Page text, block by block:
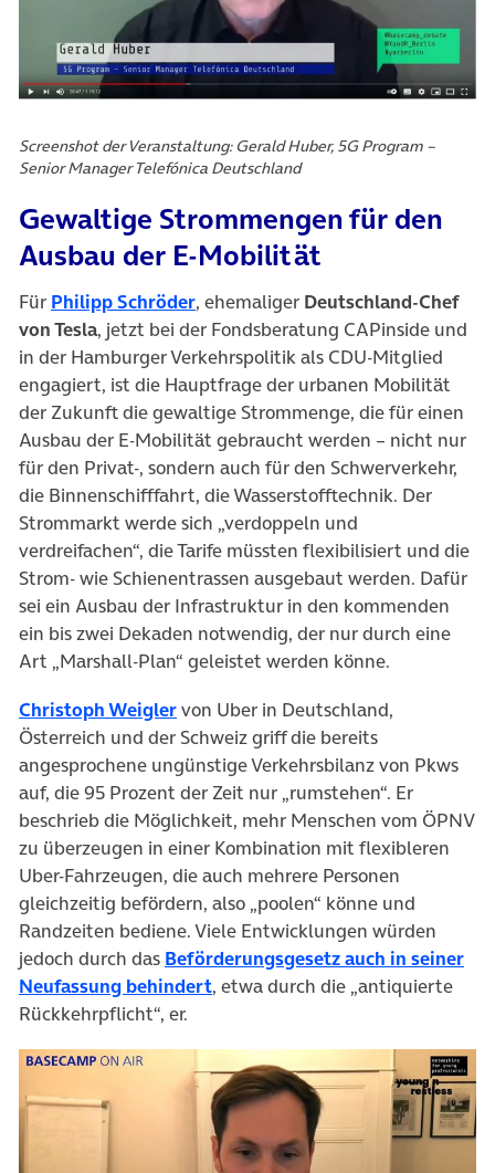
Screenshot der Veranstaltung: Gerald Huber, 5G Program –
Senior Manager Telefónica Deutschland
Gewaltige Strommengen für den
Ausbau der E-Mobilität
Für Philipp Schröder, ehemaliger Deutschland-Chef
von Tesla, jetzt bei der Fondsberatung CAPinside und
in der Hamburger Verkehrspolitik als CDU-Mitglied
engagiert, ist die Hauptfrage der urbanen Mobilität
der Zukunft die gewaltige Strommenge, die für einen
Ausbau der E-Mobilität gebraucht werden – nicht nur
für den Privat-, sondern auch für den Schwerverkehr,
die Binnenschifffahrt, die Wasserstofftechnik. Der
Strommarkt werde sich „verdoppeln und
verdreifachen“, die Tarife müssten flexibilisiert und die
Strom- wie Schienentrassen ausgebaut werden. Dafür
sei ein Ausbau der Infrastruktur in den kommenden
ein bis zwei Dekaden notwendig, der nur durch eine
Art „Marshall-Plan“ geleistet werden könne.
Christoph Weiglervon Uber in Deutschland,
Österreich und der Schweiz griff die bereits
angesprochene ungünstige Verkehrsbilanz von Pkws
auf, die 95 Prozent der Zeit nur „rumstehen“. Er
beschrieb die Möglichkeit, mehr Menschen vom ÖPNV
zu überzeugen in einer Kombination mit flexibleren
Uber-Fahrzeugen, die auch mehrere Personen
gleichzeitig befördern, also „poolen“ könne und
Randzeiten bediene. Viele Entwicklungen würden
jedoch durch das Beförderungsgesetz auch in seiner
Neufassung behindert, etwa durch die „antiquierte
Rückkehrpflicht“, er.